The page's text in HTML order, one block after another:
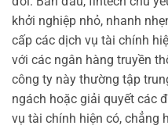
khởi nghiệp nhỏ, nhanh
cấp các dịch vụ tài chính
với các ngân hàng truyền
công ty này thường tập
ngách hoặc giải quyết các
vụ tài chính hiện có, chẳng